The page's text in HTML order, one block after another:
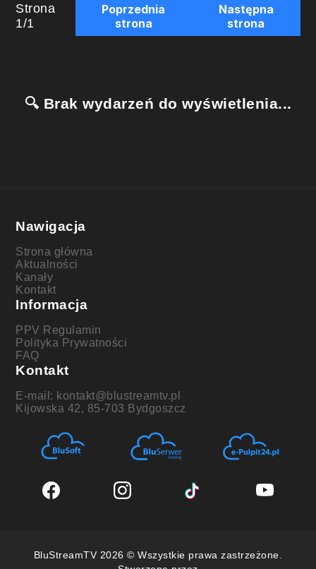
Strona
1/1
Poprzednia
strona
Następna
strona
🔍 Brak wydarzeń do wyświetlenia...
Nawigacja
Strona główna
Aktualności
Kanały
Kontakt
Informacja
PPV Regulamin
Polityka Prywatności
FAQ
Kontakt
E-mail: kontakt@blustreamtv.pl
Kijowska 42, 85-703 Bydgoszcz
BluStreamTV 2026 © Wszystkie prawa zastrzeżone.